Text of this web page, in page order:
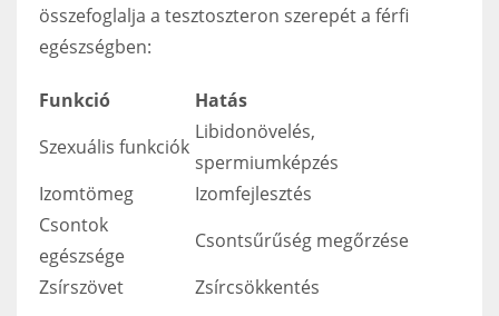
összefoglalja a tesztoszteron szerepét a férfi
egészségben:
Funkció
Hatás
Szexuális funkciók
Libidonövelés,
spermiumképzés
Izomtömeg
Izomfejlesztés
Csontok
egészsége
Csontsűrűség megőrzése
Zsírszövet
Zsírcsökkentés